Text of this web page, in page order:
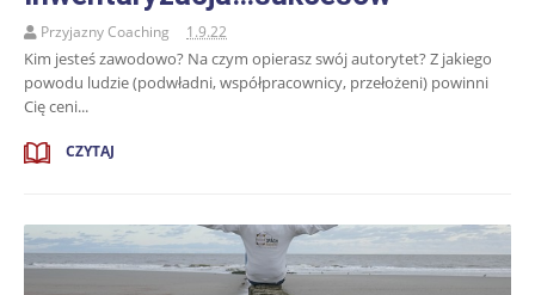
Przyjazny Coaching 1.9.22
Kim jesteś zawodowo? Na czym opierasz swój autorytet? Z jakiego
powodu ludzie (podwładni, współpracownicy, przełożeni) powinni
Cię ceni...
CZYTAJ